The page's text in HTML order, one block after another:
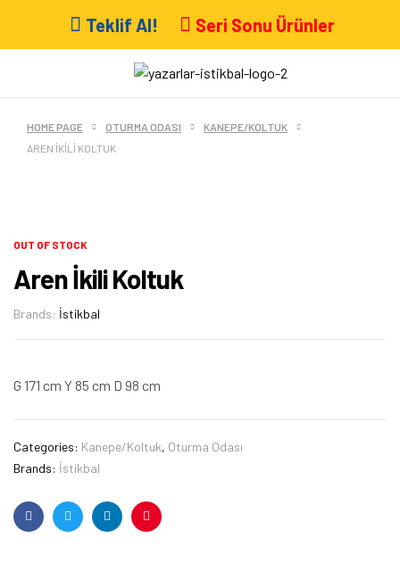
Teklif Al! Seri Sonu Ürünler
HOME PAGE OTURMA ODASI
KANEPE/KOLTUK
AREN İKILI KOLTUK
OUT OF STOCK
Aren İkili Koltuk
Brands: İstikbal
G 171 cm Y 85 cm D 98 cm
Categories: Kanepe/Koltuk, Oturma Odası
Brands: İstikbal
FacebookTwitterLinkedinPinterest